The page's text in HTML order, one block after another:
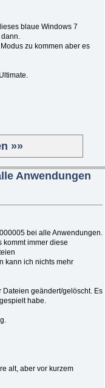
blaue Windows 7
zu kommen aber es
»»
Anwendungen
bei alle Anwendungen.
kommt immer diese
kann ich nichts mehr
geändert/gelöscht. Es
habe.
alt, aber vor kurzem